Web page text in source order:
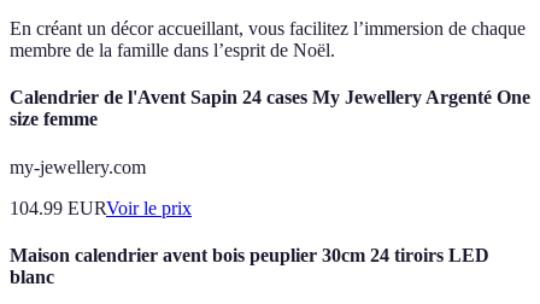
En créant un décor accueillant, vous facilitez l’immersion de chaque
membre de la famille dans l’esprit de Noël.
Calendrier de l'Avent Sapin 24 cases My Jewellery Argenté One
size femme
my-jewellery.com
104.99 EURVoir le prix
Maison calendrier avent bois peuplier 30cm 24 tiroirs LED
blanc